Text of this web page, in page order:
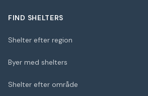
FIND SHELTERS
Shelter efter region
Byer med shelters
Shelter efter område